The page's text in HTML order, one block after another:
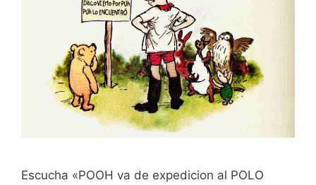
Escucha «POOH va de expedicion al POLO